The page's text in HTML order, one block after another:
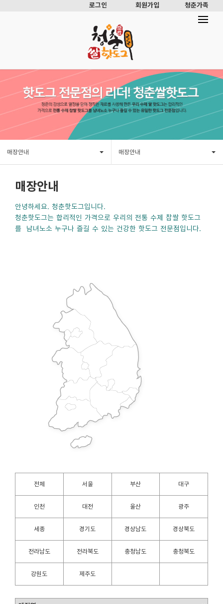
로그인 회원가입 청춘가족
매장안내 매장안내
매장안내
안녕하세요. 청춘핫도그입니다.
청춘핫도그는 합리적인 가격으로 우리의 전통 수제 찹쌀 핫도그
를 남녀노소 누구나 즐길 수 있는 건강한 핫도그 전문점입니다.
전체 서울 부산 대구
인천 대전 울산 광주
세종 경기도 경상남도 경상북도
전라남도 전라북도 충청남도 충청북도
강원도 제주도